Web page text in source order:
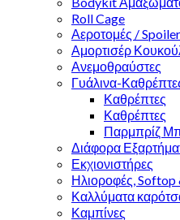
Roll Cage
Αεροτομές / Spoiler
Αμορτισέρ
Ανεμοθραύστες
Γυάλινα-
Καθρέπτες
Καθρέπτες
Παρμπρίζ
Διάφορα
Εκχιονιστήρες
Ηλιοροφές,
Καλλύματα
Καμπίνες